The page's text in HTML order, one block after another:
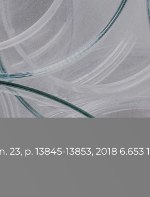
p. 13845-13853, 2018 6.653